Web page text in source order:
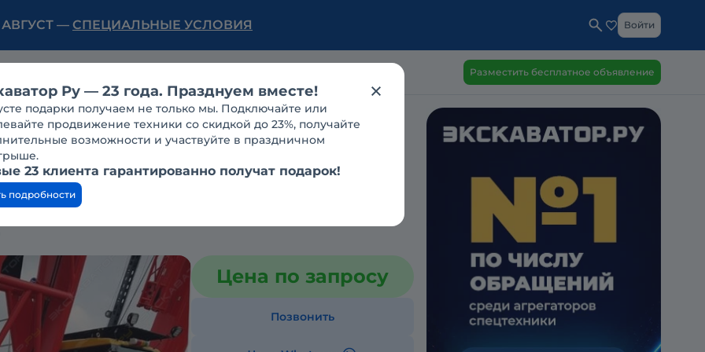
АВГУСТ — СПЕЦИАЛЬНЫЕ УСЛОВИЯ Войти
Разместить бесплатное объявление
москве
2023 г.в.
Цена по запросу
Позвонить
Ру — 23 года. Празднуем вместе!
подарки получаем не только мы. Подключайте или
продвижение техники со скидкой до 23%, получайте
возможности и участвуйте в праздничном
23 клиента гарантированно получат подарок!
подробности